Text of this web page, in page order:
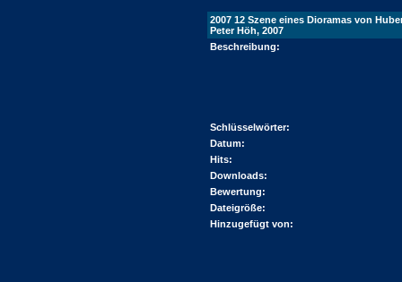
2007 12 Szene eines Dioramas von
Peter Höh, 2007
Beschreibung:
Schlüsselwörter:
Datum:
Hits:
Downloads:
Bewertung:
Dateigröße:
Hinzugefügt von: